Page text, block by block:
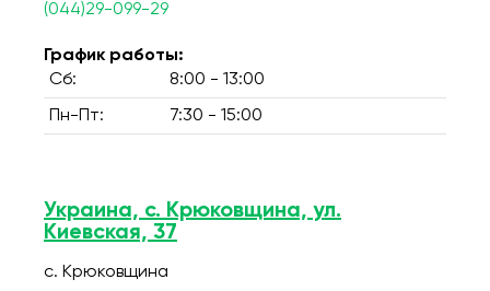
(044)29-099-29
График работы:
Сб:
8:00 - 13:00
Пн-Пт: 7:30 - 15:00
Украина, с. Крюковщина, ул.
Киевская, 37
с. Крюковщина